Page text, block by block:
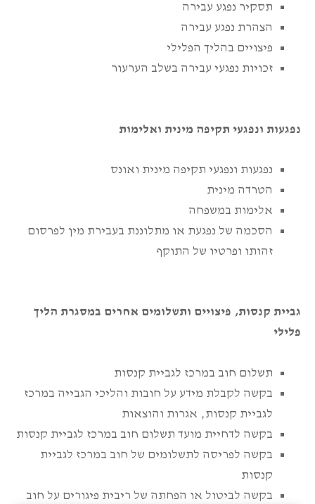
תסקיר נפגע עבירה
הצהרת נפגע עבירה
פיצויים בהליך הפלילי
זכויות נפגעי עבירה בשלב הערעור
נפגעות ונפגעי תקיפה מינית ואלימות
נפגעות ונפגעי תקיפה מינית ואונס
הטרדה מינית
אלימות במשפחה
הסכמה של נפגעת או מתלוננת בעבירת מין לפרסום
זהותו ופרטיו של התוקף
גביית קנסות, פיצויים ותשלומים אחרים במסגרת הליך
פלילי
תשלום חוב במרכז לגביית קנסות
בקשה לקבלת מידע על חובות והליכי הגבייה במרכז
לגביית קנסות, אגרות והוצאות
בקשה לדחיית מועד תשלום חוב במרכז לגביית קנסות
בקשה לפריסה לתשלומים של חוב במרכז לגביית
קנסות
בקשה לביטול או הפחתה של ריבית פיגורים על חוב